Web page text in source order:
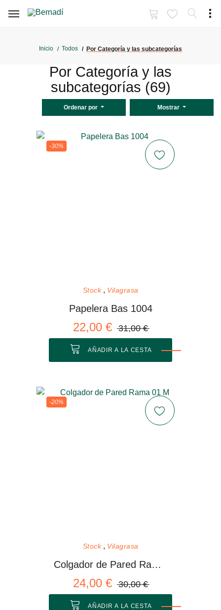
Inicio Todos Por Categoría y las subcategorías
Por Categoría y las
subcategorías (69)
Ordenar por Mostrar
-30%
Stock Vilagrasa
Papelera Bas 1004
22,00 € 31,00 €
AÑADIR A LA CESTA
-20%
Stock Vilagrasa
Colgador de Pared Rama 01 M
24,00 € 30,00 €
AÑADIR A LA CESTA